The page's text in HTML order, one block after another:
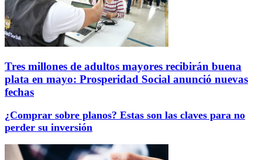
Tres millones de adultos mayores recibirán buena
plata en mayo: Prosperidad Social anunció nuevas
fechas
¿Comprar sobre planos? Estas son las claves para no
perder su inversión